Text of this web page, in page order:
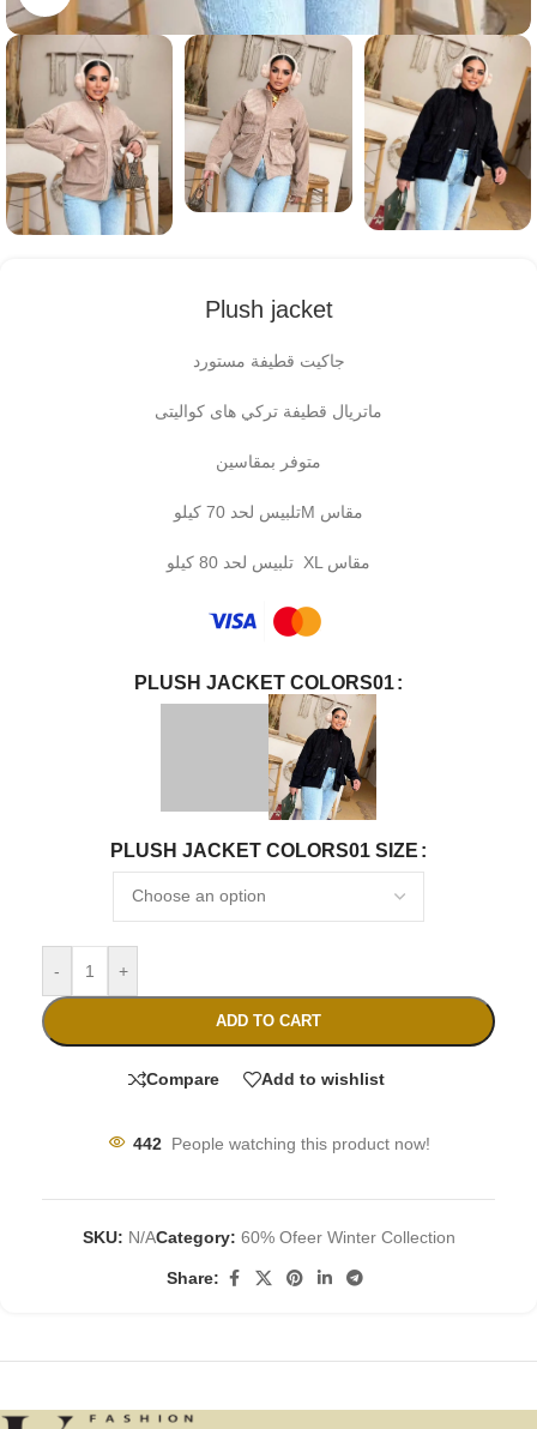
Plush jacket
جاكيت قطيفة مستورد
ماتريال قطيفة تركي هاى كواليتى
متوفر بمقاسين
تلبيس لحد 70 كيلوM مقاس
تلبيس لحد 80 كيلو XL مقاس
PLUSH JACKET COLORS01
PLUSH JACKET COLORS01 SIZE
- +
ADD TO CART
Compare Add to wishlist
442 People watching this product now!
SKU: N/ACategory: 60% Ofeer Winter Collection
Share: